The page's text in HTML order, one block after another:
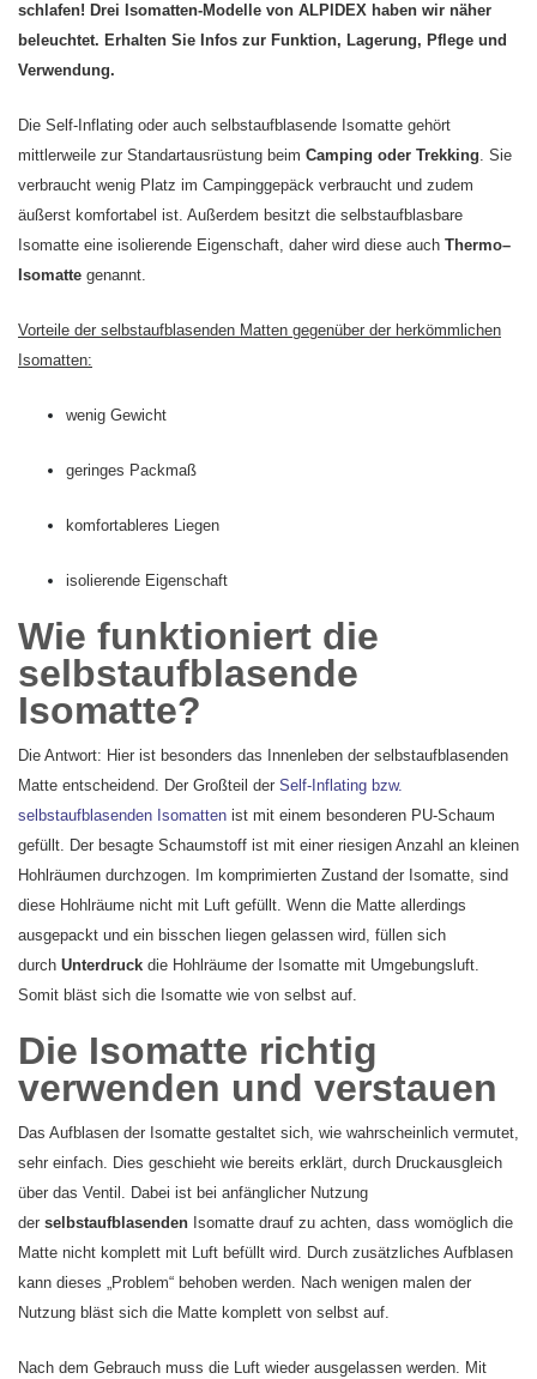
schlafen! Drei Isomatten-Modelle von ALPIDEX haben wir näher
beleuchtet. Erhalten Sie Infos zur Funktion, Lagerung, Pflege und
Verwendung.
Die Self-Inflating oder auch selbstaufblasende Isomatte gehört
mittlerweile zur Standartausrüstung beim Camping oder Trekking. Sie
verbraucht wenig Platz im Campinggepäck verbraucht und zudem
äußerst komfortabel ist. Außerdem besitzt die selbstaufblasbare
Isomatte eine isolierende Eigenschaft, daher wird diese auch Thermo–
Isomatte genannt.
Vorteile der selbstaufblasenden Matten gegenüber der herkömmlichen
Isomatten:
wenig Gewicht
geringes Packmaß
komfortableres Liegen
isolierende Eigenschaft
Wie funktioniert die
selbstaufblasende
Isomatte?
Die Antwort: Hier ist besonders das Innenleben der selbstaufblasenden
Matte entscheidend. Der Großteil der Self-Inflating bzw.
selbstaufblasenden Isomatten ist mit einem besonderen PU-Schaum
gefüllt. Der besagte Schaumstoff ist mit einer riesigen Anzahl an kleinen
Hohlräumen durchzogen. Im komprimierten Zustand der Isomatte, sind
diese Hohlräume nicht mit Luft gefüllt. Wenn die Matte allerdings
ausgepackt und ein bisschen liegen gelassen wird, füllen sich
durch Unterdruck die Hohlräume der Isomatte mit Umgebungsluft.
Somit bläst sich die Isomatte wie von selbst auf.
Die Isomatte richtig
verwenden und verstauen
Das Aufblasen der Isomatte gestaltet sich, wie wahrscheinlich vermutet,
sehr einfach. Dies geschieht wie bereits erklärt, durch Druckausgleich
über das Ventil. Dabei ist bei anfänglicher Nutzung
der selbstaufblasenden Isomatte drauf zu achten, dass womöglich die
Matte nicht komplett mit Luft befüllt wird. Durch zusätzliches Aufblasen
kann dieses „Problem“ behoben werden. Nach wenigen malen der
Nutzung bläst sich die Matte komplett von selbst auf.
Nach dem Gebrauch muss die Luft wieder ausgelassen werden. Mit